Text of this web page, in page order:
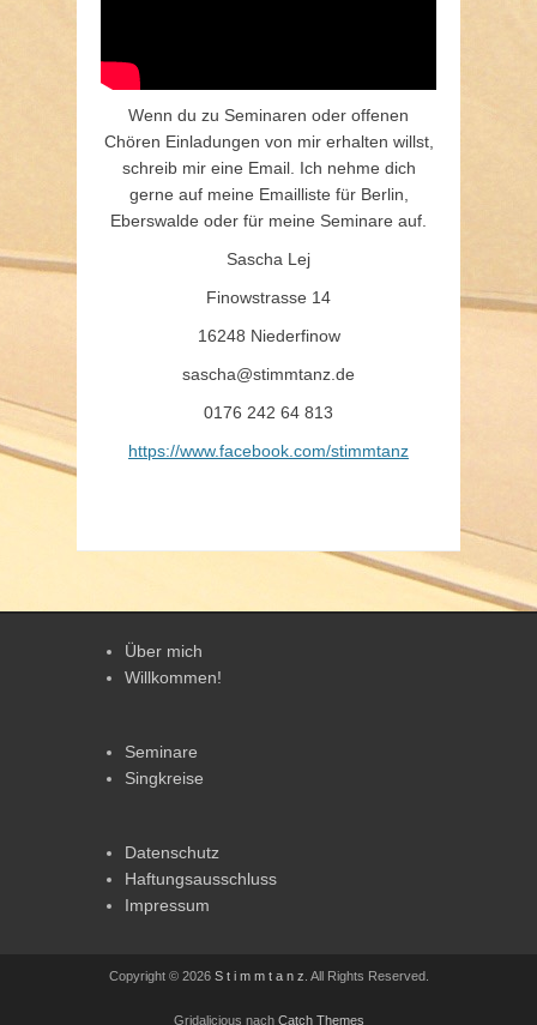
Wenn du zu Seminaren oder offenen
Chören Einladungen von mir erhalten willst,
schreib mir eine Email. Ich nehme dich
gerne auf meine Emailliste für Berlin,
Eberswalde oder für meine Seminare auf.
Sascha Lej
Finowstrasse 14
16248 Niederfinow
sascha@stimmtanz.de
0176 242 64 813
https://www.facebook.com/stimmtanz
Über mich
Willkommen!
Seminare
Singkreise
Datenschutz
Haftungsausschluss
Impressum
Copyright © 2026 S t i m m t a n z . All Rights Reserved.
Gridalicious nach Catch Themes